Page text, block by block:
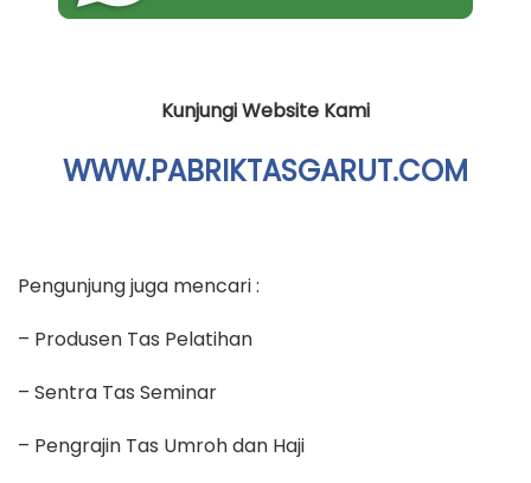
Kunjungi Website Kami
WWW.PABRIKTASGARUT.COM
Pengunjung juga mencari :
– Produsen Tas Pelatihan
– Sentra Tas Seminar
– Pengrajin Tas Umroh dan Haji